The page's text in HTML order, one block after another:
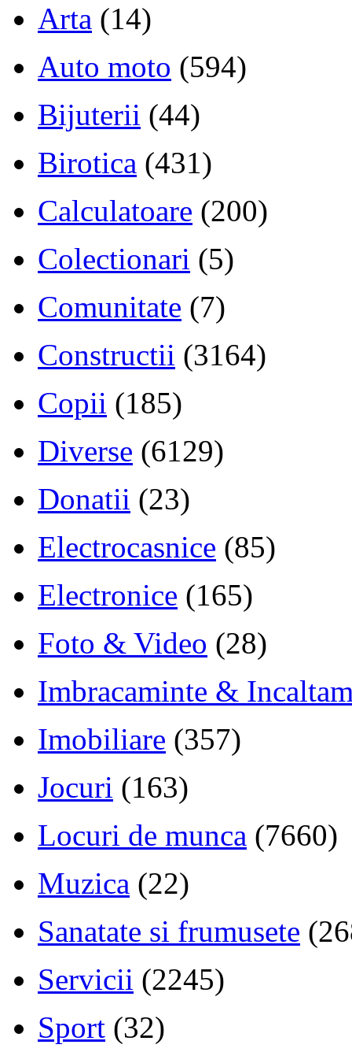
Arta (14)
Auto moto (594)
Bijuterii (44)
Birotica (431)
Calculatoare (200)
Colectionari (5)
Comunitate (7)
Constructii (3164)
Copii (185)
Diverse (6129)
Donatii (23)
Electrocasnice (85)
Electronice (165)
Foto & Video (28)
Imbracaminte &
Imobiliare (357)
Jocuri (163)
Locuri de munca (7660)
Muzica (22)
Sanatate si frumusete
Servicii (2245)
Sport (32)